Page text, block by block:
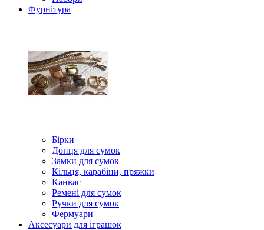
Фурнітура
Бірки
Донця для сумок
Замки для сумок
Кільця, карабіни, пряжки
Канвас
Ремені для сумок
Ручки для сумок
Фермуари
Аксесуари для іграшок